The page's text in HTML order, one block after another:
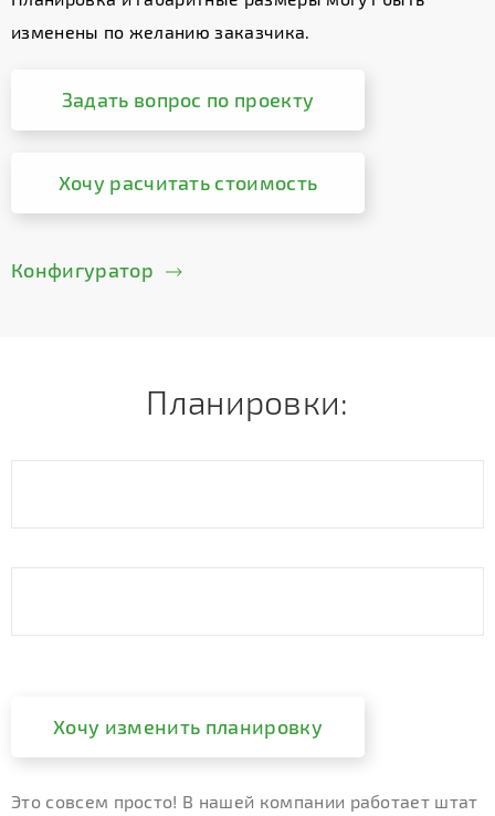
изменены по желанию заказчика.
Задать вопрос по проекту
Хочу расчитать стоимость
Конфигуратор
Планировки:
Хочу изменить планировку
Это совсем просто! В нашей компании работает штат